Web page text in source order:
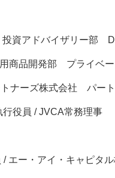
資アドバイザリー部
商品開発部 プライベ
ナーズ株式会社 パー
役員 / JVCA常務理事
エー・アイ・キャピタ